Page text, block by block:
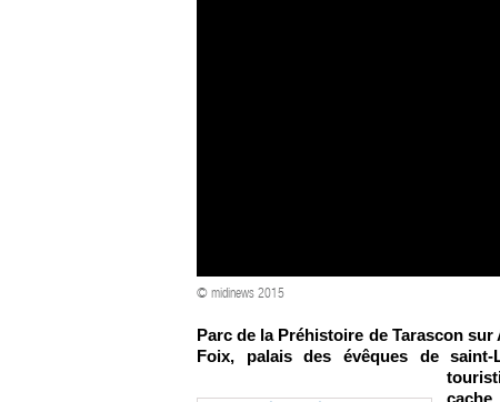
© midinews 2015
Parc de la Préhistoire de Tarascon
Foix, palais des évêques de